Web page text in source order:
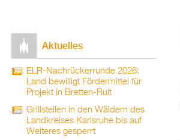
Ak­tu­el­les
ELR-Nach­rü­ck­er­run­de 2026:
Land be­wil­ligt För­der­mit­tel für
Pro­jekt in Brett­en-Ruit
Grill­stel­len in den Wäl­dern des
Land­krei­ses Karls­ru­he bis auf
Wei­te­res ge­sperrt